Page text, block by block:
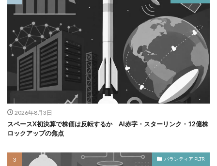
2026年8月3日
スペースX初決算で株価は反転するか AI赤字・スターリンク・12億株
ロックアップの焦点
パランティア PLTR